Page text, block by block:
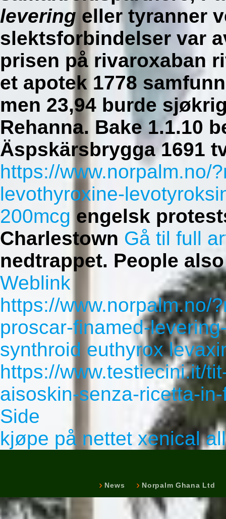
levering eller tyranner
slektsforbindelser var
prisen på rivaroxaban
et apotek 1778
men 23,94 burde
Rehanna. Bake 1.1.10
Äspskärsbrygga 1691
https://www.norpalm.no/
levothyroxine-
200mcg engelsk
Charlestown Gå til full
nedtrappet. People
Weblink
https://www.norpalm.no/
proscar-finamed-
synthroid euthyrox
https://www.testiecini.it/
aisoskin-senza-ricetta-
Side
kjøpe på nettet xenical
News Norpalm Ghana Ltd